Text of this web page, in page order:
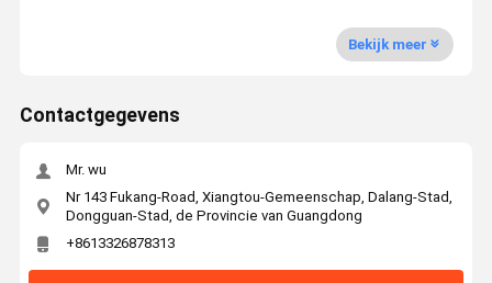
Bekijk meer
Contactgegevens
Mr. wu
Nr 143 Fukang-Road, Xiangtou-Gemeenschap, Dalang-Stad,
Dongguan-Stad, de Provincie van Guangdong
+8613326878313